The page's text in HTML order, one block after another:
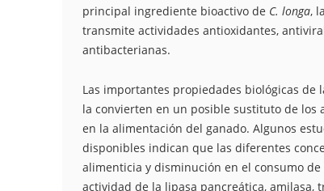
principal ingrediente bioactivo de C. longa,
transmite actividades antioxidantes,
antibacterianas.
Las importantes propiedades biológicas de
la convierten en un posible sustituto de los
en la alimentación del ganado. Algunos
disponibles indican que las diferentes
alimenticia y disminución en el consumo
actividad de la lipasa pancreática,